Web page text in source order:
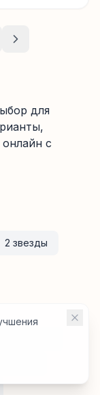
для
с
2 звезды